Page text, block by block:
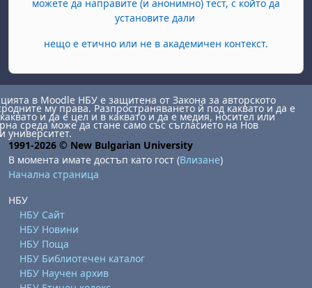
можете да направите (и анонимно) тест, с който да
установите дали
нещо е етично или не в академичен контекст.
в Moodle НБУ е защитена от Закона за авторското
му права. Разпространяването й под каквато и да е
и да е цел и в каквато и да е медия, носител или
среда може да стане само със съгласието на Нов
университет.
1991-2026 © New Bulgarian University
В момента имате достъп като гост (Влизане)
Начална страница
НБУ
НБУ Сайт
НБУ Новини
НБУ Поща
НБУ Библиотечен каталог
НБУ Научен архив